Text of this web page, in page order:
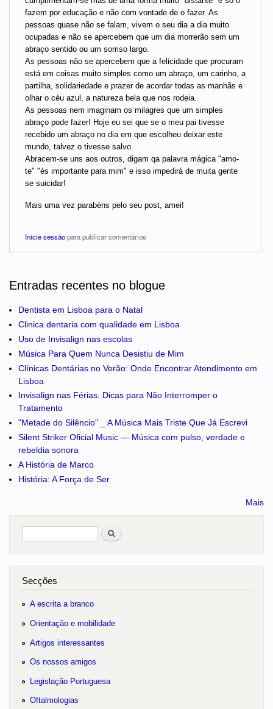
fazem por educação e não com vontade de o fazer. As
pessoas quase não se falam, vivem o seu dia a dia muito
ocupadas e não se apercebem que um dia morrerão sem um
abraço sentido ou um sorriso largo.
As pessoas não se apercebem que a felicidade que procuram
está em coisas muito simples como um abraço, um carinho, a
partilha, solidariedade e prazer de acordar todas as manhãs e
olhar o céu azul, a natureza bela que nos rodeia.
As pessoas nem imaginam os milagres que um simples
abraço pode fazer! Hoje eu sei que se o meu pai tivesse
recebido um abraço no dia em que escolheu deixar este
mundo, talvez o tivesse salvo.
Abracem-se uns aos outros, digam qa palavra mágica "amo-
te" "és importante para mim" e isso impedirá de muita gente
se suicidar!
Mais uma vez parabéns pelo seu post, amei!
Inicie sessãopara publicar comentários
Entradas recentes no blogue
Dentista em Lisboa para o Natal
Clinica dentaria com qualidade em Lisboa
Uso de Invisalign nas escolas
Música Para Quem Nunca Desistiu de Mim
Clínicas Dentárias no Verão: Onde Encontrar Atendimento em
Lisboa
Invisalign nas Férias: Dicas para Não Interromper o
Tratamento
"Metade do Silêncio" _ A Música Mais Triste Que Já Escrevi
Silent Striker Oficial Music — Música com pulso, verdade e
rebeldia sonora
A História de Marco
História: A Força de Ser
Mais
Pesquisar
no portal
Secções
A escrita a branco
Orientação e mobilidade
Artigos interessantes
Os nossos amigos
Legislação Portuguesa
Oftalmologias